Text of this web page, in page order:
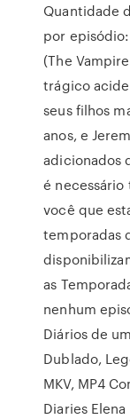
Quantidade
por
(The
trágico
seus filhos
anos, e
adicionados
é necessário
você que
temporadas
as
nenhum
Diários de
Dublado,
MKV, MP4
Diaries Elena